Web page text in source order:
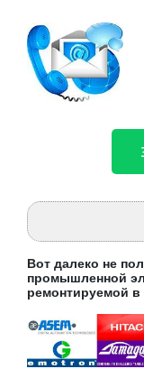
Вот далеко не
промышленной
ремонтируемой